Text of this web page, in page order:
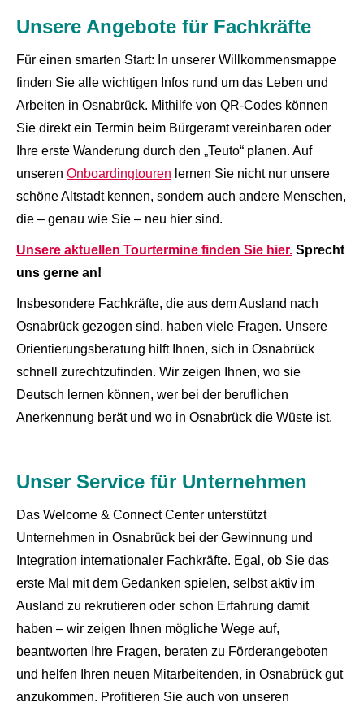
Unsere Angebote für Fachkräfte
Für einen smarten Start: In unserer Willkommensmappe
finden Sie alle wichtigen Infos rund um das Leben und
Arbeiten in Osnabrück. Mithilfe von QR-Codes können
Sie direkt ein Termin beim Bürgeramt vereinbaren oder
Ihre erste Wanderung durch den „Teuto“ planen. Auf
unseren Onboardingtouren lernen Sie nicht nur unsere
schöne Altstadt kennen, sondern auch andere Menschen,
die – genau wie Sie – neu hier sind.
Unsere aktuellen Tourtermine finden Sie hier. Sprecht
uns gerne an!
Insbesondere Fachkräfte, die aus dem Ausland nach
Osnabrück gezogen sind, haben viele Fragen. Unsere
Orientierungsberatung hilft Ihnen, sich in Osnabrück
schnell zurechtzufinden. Wir zeigen Ihnen, wo sie
Deutsch lernen können, wer bei der beruflichen
Anerkennung berät und wo in Osnabrück die Wüste ist.
Unser Service für Unternehmen
Das Welcome & Connect Center unterstützt
Unternehmen in Osnabrück bei der Gewinnung und
Integration internationaler Fachkräfte. Egal, ob Sie das
erste Mal mit dem Gedanken spielen, selbst aktiv im
Ausland zu rekrutieren oder schon Erfahrung damit
haben – wir zeigen Ihnen mögliche Wege auf,
beantworten Ihre Fragen, beraten zu Förderangeboten
und helfen Ihren neuen Mitarbeitenden, in Osnabrück gut
anzukommen. Profitieren Sie auch von unseren